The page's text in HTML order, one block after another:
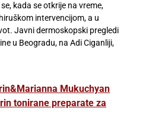
kada se otkrije na vreme,
intervencijom, a u
Javni dermoskopski pregledi
u Beogradu, na Adi Ciganliji,
Mukuchyan
tonirane preparate za